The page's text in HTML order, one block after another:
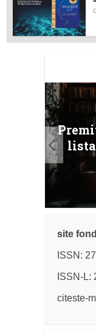
lista
site
ISSN:
ISSN-L:
citeste-